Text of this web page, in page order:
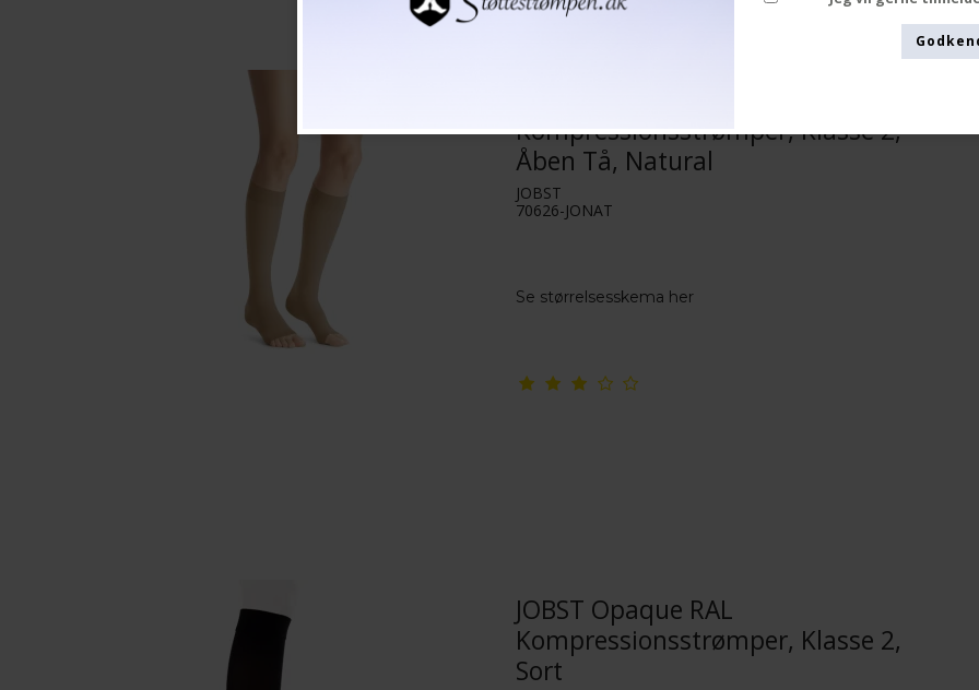
Kompressionsstrømper, Klasse 2,
Åben Tå, Natural
JOBST
70626-JONAT
Se størrelsesskema her
JOBST Opaque RAL
Kompressionsstrømper, Klasse 2,
Sort